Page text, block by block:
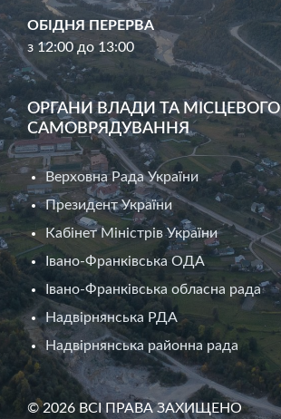
ОБІДНЯ ПЕРЕРВА
з 12:00 до 13:00
ОРГАНИ ВЛАДИ ТА МІСЦЕВОГО
САМОВРЯДУВАННЯ
Верховна Рада України
Президент України
Кабінет Міністрів України
Івано-Франківська ОДА
Івано-Франківська обласна рада
Надвірнянська РДА
Надвірнянська районна рада
© 2026 ВСІ ПРАВА ЗАХИЩЕНО